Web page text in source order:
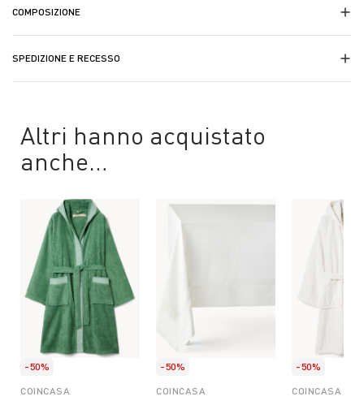
COMPOSIZIONE
SPEDIZIONE E RECESSO
Altri hanno acquistato
anche…
-50%
COINCASA
-50%
COINCASA
-50%
COINCASA